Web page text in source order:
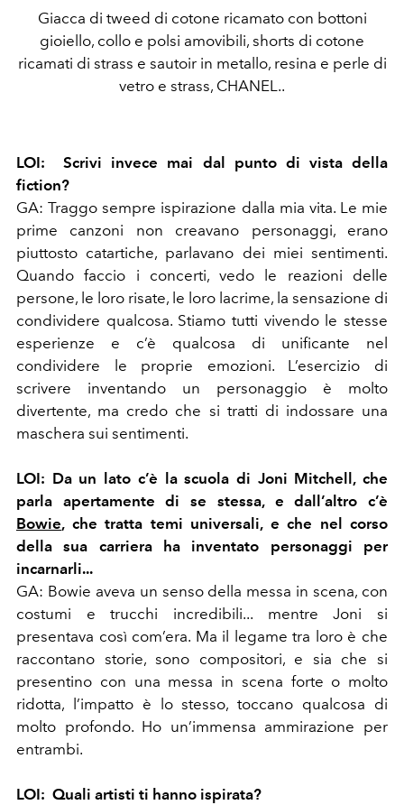
Giacca di tweed di cotone ricamato con bottoni
gioiello, collo e polsi amovibili, shorts di cotone
ricamati di strass e sautoir in metallo, resina e perle di
vetro e strass, CHANEL..
LOI:
Scrivi invece mai dal punto di vista della
fiction?
GA: Traggo sempre ispirazione dalla mia vita. Le mie
prime canzoni non creavano personaggi, erano
piuttosto catartiche, parlavano dei miei sentimenti.
Quando faccio i concerti, vedo le reazioni delle
persone, le loro risate, le loro lacrime, la sensazione di
condividere qualcosa. Stiamo tutti vivendo le stesse
esperienze e c’è qualcosa di unificante nel
condividere le proprie emozioni. L’esercizio di
scrivere inventando un personaggio è molto
divertente, ma credo che si tratti di indossare una
maschera sui sentimenti.
LOI: Da un lato c’è la scuola di Joni Mitchell, che
parla apertamente di se stessa, e dall’altro c’è
Bowie, che tratta temi universali, e che nel corso
della sua carriera ha inventato personaggi per
incarnarli...
GA: Bowie aveva un senso della messa in scena, con
costumi e trucchi incredibili... mentre Joni si
presentava così com’era. Ma il legame tra loro è che
raccontano storie, sono compositori, e sia che si
presentino con una messa in scena forte o molto
ridotta, l’impatto è lo stesso, toccano qualcosa di
molto profondo. Ho un’immensa ammirazione per
entrambi.
LOI: Quali artisti ti hanno ispirata?